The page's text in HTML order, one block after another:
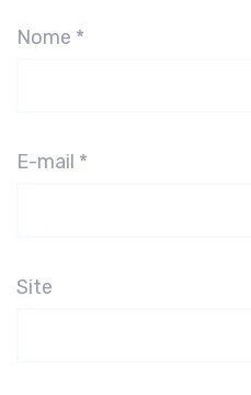
Nome *
E-mail *
Site